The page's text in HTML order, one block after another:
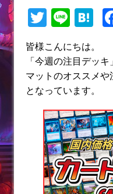
T
itt
er
Li
e
H
e
n
a
皆様こんにちは。
「今週の注目デッ
マットのオススメ
となっています。